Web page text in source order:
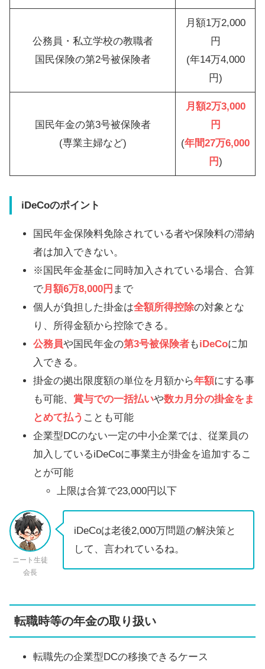
公務員・私立学校の教職者
国民保険の第2号被保険者
月額1万2,000
円
(年14万4,000
円)
国民年金の第3号被保険者
(専業主婦など)
月額2万3,000
円
(年間27万6,000
円)
iDeCoのポイント
国民年金保険料免除されている者や保険料の滞納
者は加入できない。
※国民年金基金に同時加入されている場合、合算
で月額6万8,000円 まで
個人が負担した掛金は全額所得控除の対象とな
り、所得金額から控除できる。
公務員や国民年金の第3号被保険者もiDeCoに加
入できる。
掛金の拠出限度額の単位を月額から年額にする事
も可能、 賞与での一括払いや数カ月分の掛金をま
とめて払う ことも可能
企業型DCのない一定の中小企業では、従業員の
加入しているiDeCoに事業主が掛金を追加するこ
とが可能
上限は合算で23,000円以下
ニート生徒
会長
iDeCoは老後2,000万問題の解決策と
して、言われているね。
転職時等の年金の取り扱い
転職先の企業型DCの移換できるケース